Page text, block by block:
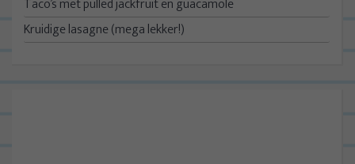
Taco’s met pulled jackfruit en guacamole
Kruidige lasagne (mega lekker!)